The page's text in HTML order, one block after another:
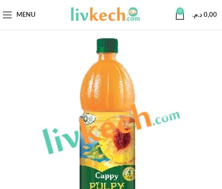
MENU
0
0,00 د.م.